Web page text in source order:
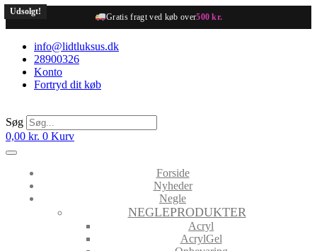
Videre
Gratis fragt ved køb over500 kr.
info@lidtluksus.dk
28900326
Konto
Fortryd dit køb
Søg
0,00 kr. 0 Kurv
Forside
Nyheder
Negle
NEGLEPRODUKTER
Acryl
AcrylGel
Udsolgt!